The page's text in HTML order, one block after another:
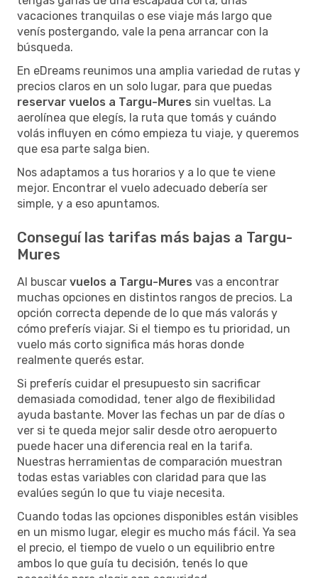
vacaciones tranquilas o ese viaje más largo que
venís postergando, vale la pena arrancar con la
búsqueda.
En eDreams reunimos una amplia variedad de rutas y
precios claros en un solo lugar, para que puedas
reservar vuelos a Targu-Mures sin vueltas. La
aerolínea que elegís, la ruta que tomás y cuándo
volás influyen en cómo empieza tu viaje, y queremos
que esa parte salga bien.
Nos adaptamos a tus horarios y a lo que te viene
mejor. Encontrar el vuelo adecuado debería ser
simple, y a eso apuntamos.
Conseguí las tarifas más bajas a Targu-
Mures
Al buscar vuelos a Targu-Mures vas a encontrar
muchas opciones en distintos rangos de precios. La
opción correcta depende de lo que más valorás y
cómo preferís viajar. Si el tiempo es tu prioridad, un
vuelo más corto significa más horas donde
realmente querés estar.
Si preferís cuidar el presupuesto sin sacrificar
demasiada comodidad, tener algo de flexibilidad
ayuda bastante. Mover las fechas un par de días o
ver si te queda mejor salir desde otro aeropuerto
puede hacer una diferencia real en la tarifa.
Nuestras herramientas de comparación muestran
todas estas variables con claridad para que las
evalúes según lo que tu viaje necesita.
Cuando todas las opciones disponibles están visibles
en un mismo lugar, elegir es mucho más fácil. Ya sea
el precio, el tiempo de vuelo o un equilibrio entre
ambos lo que guía tu decisión, tenés lo que